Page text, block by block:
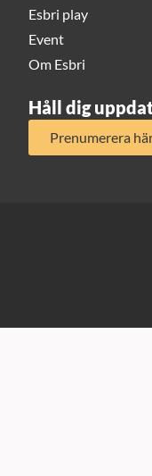
Esbri play
Event
Om Esbri
Håll dig
Prenumerera